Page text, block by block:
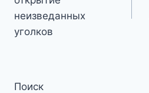
записям
неизведанных
уголков
Поиск